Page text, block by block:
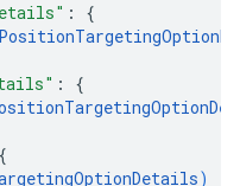
: {
: {
{
)